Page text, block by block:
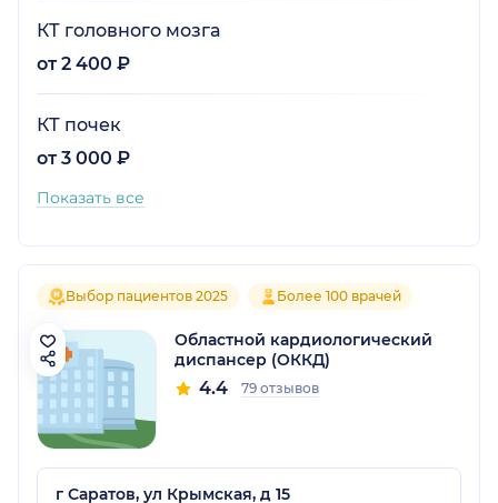
КТ головного мозга
от 2 400 ₽
КТ почек
от 3 000 ₽
Показать все
Выбор пациентов 2025 Более 100 врачей
Областной кардиологический
диспансер (ОККД)
4.4 79 отзывов
г Саратов, ул Крымская, д 15